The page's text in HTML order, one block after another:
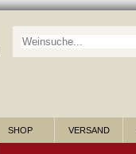
Suche nach Wein:
SHOP VERSAND